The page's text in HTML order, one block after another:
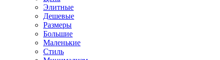
Элитные
Дешевые
Размеры
Большие
Маленькие
Стиль